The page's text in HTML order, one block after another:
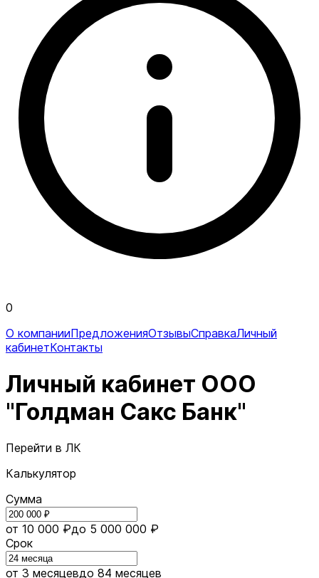
0
О компанииПредложенияОтзывыСправкаЛичный
кабинетКонтакты
Личный кабинет ООО
"Голдман Сакс Банк"
Перейти в ЛК
Калькулятор
Сумма
от 10 000 ₽до 5 000 000 ₽
Срок
от 3 месяцевдо 84 месяцев